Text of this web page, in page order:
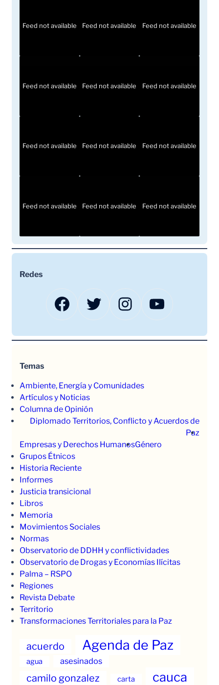
Feed not available Feed not available Feed not available
Feed not available Feed not available Feed not available
Feed not available Feed not available Feed not available
Feed not available Feed not available Feed not available
Redes
Facebook Twitter Instagram YouTube
Temas
Ambiente, Energía y Comunidades
Artículos y Noticias
Columna de Opinión
Diplomado Territorios, Conflicto y Acuerdos de
Paz
Empresas y Derechos HumanosGénero
Grupos Étnicos
Historia Reciente
Informes
Justicia transicional
Libros
Memoria
Movimientos Sociales
Normas
Observatorio de DDHH y conflictividades
Observatorio de Drogas y Economías Ilícitas
Palma – RSPO
Regiones
Revista Debate
Territorio
Transformaciones Territoriales para la Paz
acuerdo Agenda de Paz
agua asesinados
camilo gonzalez carta cauca